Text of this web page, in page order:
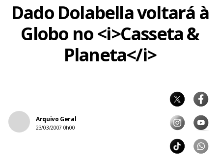
Dado Dolabella voltará à
Globo no <i>Casseta &
Planeta</i>
Arquivo Geral
23/03/2007 0h00